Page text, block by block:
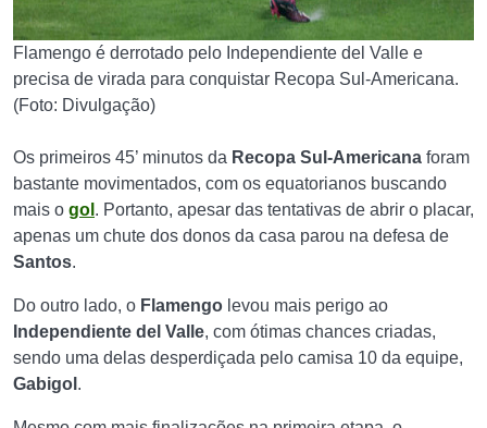
Flamengo é derrotado pelo Independiente del Valle e
precisa de virada para conquistar Recopa Sul-Americana.
(Foto: Divulgação)
Os primeiros 45’ minutos da Recopa Sul-Americana foram
bastante movimentados, com os equatorianos buscando
mais o gol . Portanto, apesar das tentativas de abrir o placar,
apenas um chute dos donos da casa parou na defesa de
Santos.
Do outro lado, o Flamengo levou mais perigo ao
Independiente del Valle, com ótimas chances criadas,
sendo uma delas desperdiçada pelo camisa 10 da equipe,
Gabigol .